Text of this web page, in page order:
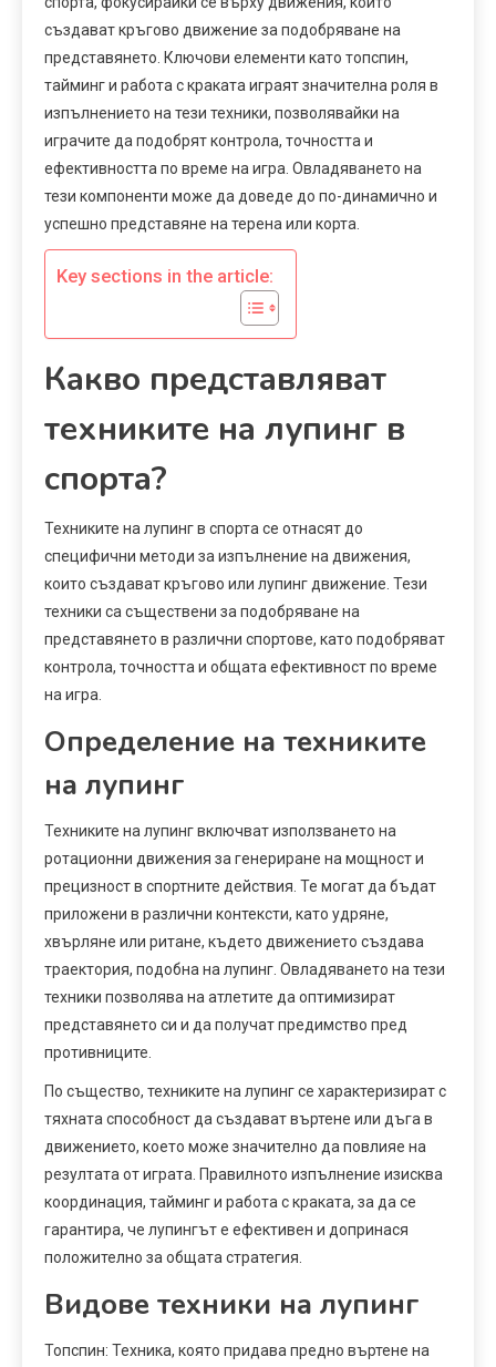
създават кръгово движение за подобряване на
представянето. Ключови елементи като топспин,
тайминг и работа с краката играят значителна роля в
изпълнението на тези техники, позволявайки на
играчите да подобрят контрола, точността и
ефективността по време на игра. Овладяването на
тези компоненти може да доведе до по-динамично и
успешно представяне на терена или корта.
Key sections in the article:
Какво представляват
техниките на лупинг в
спорта?
Техниките на лупинг в спорта се отнасят до
специфични методи за изпълнение на движения,
които създават кръгово или лупинг движение. Тези
техники са съществени за подобряване на
представянето в различни спортове, като подобряват
контрола, точността и общата ефективност по време
на игра.
Определение на техниките
на лупинг
Техниките на лупинг включват използването на
ротационни движения за генериране на мощност и
прецизност в спортните действия. Те могат да бъдат
приложени в различни контексти, като удряне,
хвърляне или ритане, където движението създава
траектория, подобна на лупинг. Овладяването на тези
техники позволява на атлетите да оптимизират
представянето си и да получат предимство пред
противниците.
По същество, техниките на лупинг се характеризират с
тяхната способност да създават въртене или дъга в
движението, което може значително да повлияе на
резултата от играта. Правилното изпълнение изисква
координация, тайминг и работа с краката, за да се
гарантира, че лупингът е ефективен и допринася
положително за общата стратегия.
Видове техники на лупинг
Топспин: Техника, която придава предно въртене на